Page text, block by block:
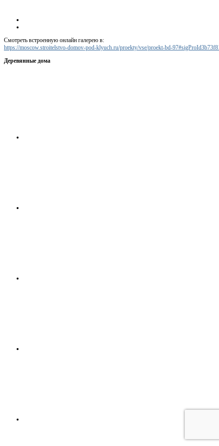
Смотреть встроенную онлайн галерею в:
https://moscow.stroitelstvo-domov-pod-klyuch.ru/proekty/vse/proekt-bd-
Деревянные дома